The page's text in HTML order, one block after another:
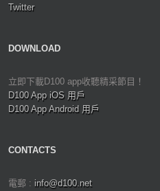
Twitter
DOWNLOAD
立即下載D100 app收聽精采節目！
D100 App iOS 用戶
D100 App Android 用戶
CONTACTS
電郵 : info@d100.net